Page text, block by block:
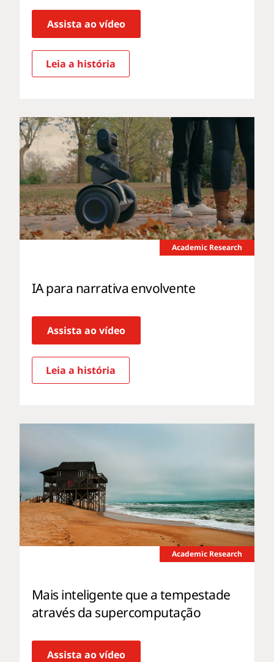
Assista ao vídeo
Leia a história
Academic Research
IA para narrativa envolvente
Assista ao vídeo
Leia a história
Academic Research
Mais inteligente que a tempestade
através da supercomputação
Assista ao vídeo